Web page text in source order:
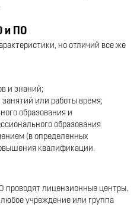
и ПО
но отличий все же
и знаний;
занятий или работы время;
образования и
образования
(в определенных
квалификации.
проводят лицензионные центры.
учреждение или группа